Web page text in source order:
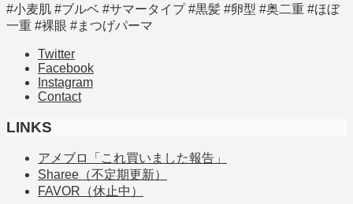
#小麦肌 #ブルベ #サマータイプ #黒髪 #卵型 #奥二重 #ほぼ
一重 #裸眼 #まつげパーマ
Twitter
Facebook
Instagram
Contact
LINKS
アメブロ「これ買いました報告」
Sharee（不定期更新）
FAVOR（休止中）